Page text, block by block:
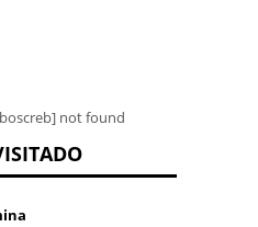
not found